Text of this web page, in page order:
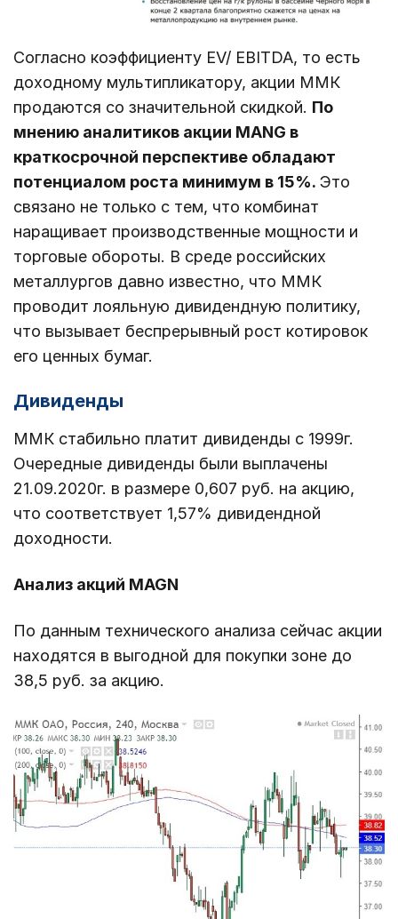
Согласно коэффициенту EV/ EBITDA, то есть
доходному мультипликатору, акции ММК
продаются со значительной скидкой. По
мнению аналитиков акции MANG в
краткосрочной перспективе обладают
потенциалом роста минимум в 15%. Это
связано не только с тем, что комбинат
наращивает производственные мощности и
торговые обороты. В среде российских
металлургов давно известно, что ММК
проводит лояльную дивидендную политику,
что вызывает беспрерывный рост котировок
его ценных бумаг.
Дивиденды
ММК стабильно платит дивиденды с 1999г.
Очередные дивиденды были выплачены
21.09.2020г. в размере 0,607 руб. на акцию,
что соответствует 1,57% дивидендной
доходности.
Анализ акций MAGN
По данным технического анализа сейчас акции
находятся в выгодной для покупки зоне до
38,5 руб. за акцию.